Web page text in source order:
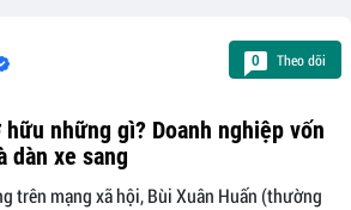
0 Theo dõi
hữu những gì? Doanh nghiệp vốn
dàn xe sang
trên mạng xã hội, Bùi Xuân Huấn (thường